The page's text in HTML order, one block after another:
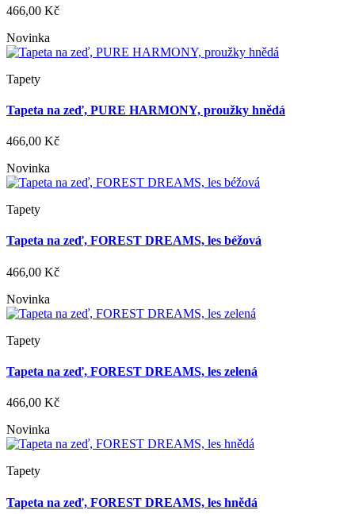
466,00 Kč
Novinka
Tapety
Tapeta na zeď, PURE HARMONY, proužky hnědá
466,00 Kč
Novinka
Tapety
Tapeta na zeď, FOREST DREAMS, les béžová
466,00 Kč
Novinka
Tapety
Tapeta na zeď, FOREST DREAMS, les zelená
466,00 Kč
Novinka
Tapety
Tapeta na zeď, FOREST DREAMS, les hnědá